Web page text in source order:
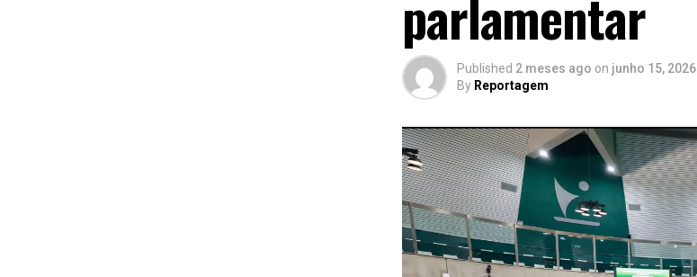
parlamentar
Published 2 meses ago on junho 15, 2026
By Reportagem